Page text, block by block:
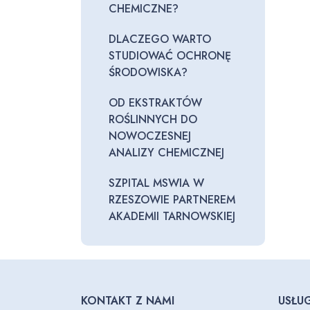
CHEMICZNE?
DLACZEGO WARTO
STUDIOWAĆ OCHRONĘ
ŚRODOWISKA?
OD EKSTRAKTÓW
ROŚLINNYCH DO
NOWOCZESNEJ
ANALIZY CHEMICZNEJ
SZPITAL MSWIA W
RZESZOWIE PARTNEREM
AKADEMII TARNOWSKIEJ
KONTAKT Z NAMI